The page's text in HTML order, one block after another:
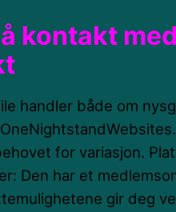
kontakt
handler både om
for variasjon.
Den har et
gir deg